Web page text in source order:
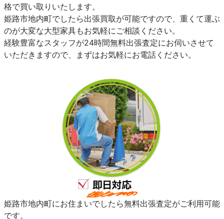
格で買い取りいたします。
姫路市地内町でしたら出張買取が可能ですので、重くて運ぶ
のが大変な大型家具もお気軽にご相談ください。
経験豊富なスタッフが24時間無料出張査定にお伺いさせて
いただきますので、まずはお気軽にお電話ください。
姫路市地内町にお住まいでしたら無料出張査定がご利用可能
です。